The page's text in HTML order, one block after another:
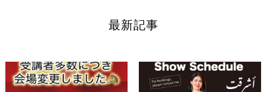
開催します アトリエ生以外で
スをされていらっしゃってとて
も着 […]
りがとう！ 来年は9周年に向け
す！ 2024/3/20水祝は発 […]
最新記事